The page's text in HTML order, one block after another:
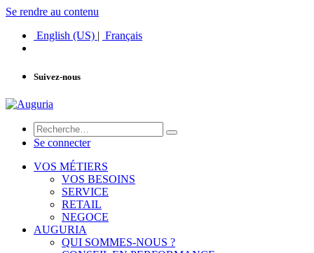
Se rendre au contenu
English (US) | Français
Suivez-nous
Se connecter
VOS MÉTIERS
VOS BESOINS
SERVICE
RETAIL
NEGOCE
AUGURIA
QUI SOMMES-NOUS ?